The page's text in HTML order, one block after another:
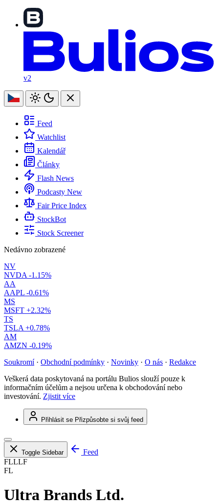
v2
Feed
Watchlist
Kalendář
Články
Flash News
Podcasty New
Fair Price Index
StockBot
Stock Screener
Nedávno zobrazené
NV
NVDA -1.15%
AA
AAPL -0.61%
MS
MSFT +2.32%
TS
TSLA +0.78%
AM
AMZN -0.19%
Soukromí · Obchodní podmínky · Novinky · O nás · Redakce
Veškerá data poskytovaná na portálu Bulios slouží pouze k
informačním účelům a nejsou určena k obchodování nebo
investování. Zjistit více
Přihlásit se Přizpůsobte si svůj feed
Toggle Sidebar
Feed
FLLLF
FL
Ultra Brands Ltd.